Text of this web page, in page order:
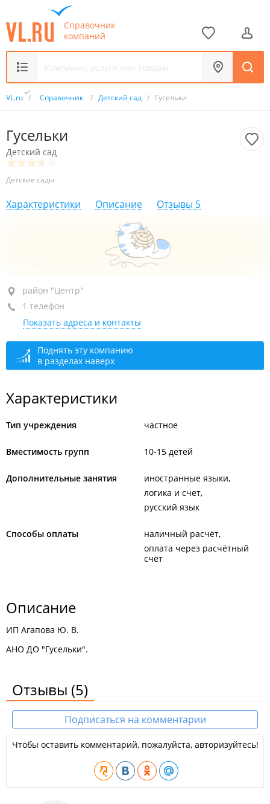
Справочник
компаний
VL.ru / Справочник / Детский сад / Гусельки
Гусельки
Детский сад
Детские сады
Характеристики Описание Отзывы 5
район "Центр", ул. Металлистов, 5
сегодня закрыто
район "Центр"
1 телефон
Показать адреса и контакты
Поднять эту компанию
в разделах наверх
Характеристики
Тип учреждения частное
Вместимость групп 10-15 детей
Дополнительные занятия
иностранные языки
логика и счет
русский язык
Способы оплаты
наличный расчёт
оплата через расчётный
счёт
Описание
ИП Агапова Ю. В.
АНО ДО "Гусельки".
Отзывы (5)
Подписаться на комментарии
Чтобы оставить комментарий, пожалуйста, авторизуйтесь!